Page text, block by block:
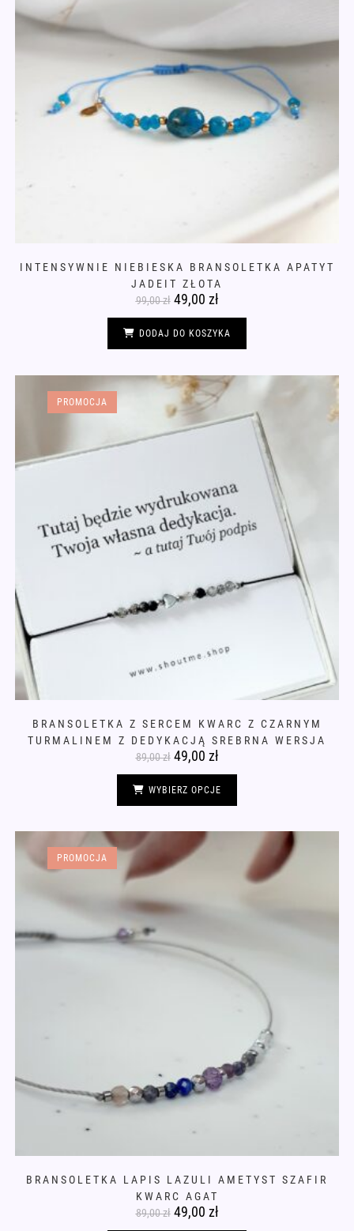
INTENSYWNIE NIEBIESKA BRANSOLETKA APATYT
JADEIT ZŁOTA
99,00zł Pierwotna
cena
wynosiła:
99,00 zł.
49,00 złAktualna
wynosi:
49,00 zł.
DODAJ DO KOSZYKA
PROMOCJA
BRANSOLETKA Z SERCEM KWARC Z CZARNYM
TURMALINEM Z DEDYKACJĄ SREBRNA WERSJA
89,00zł Pierwotna
cena
wynosiła:
89,00 zł.
49,00 złAktualna
wynosi:
49,00 zł.
WYBIERZ OPCJE
Ten
Opcje
można
wybrać
na
stronie
PROMOCJA
BRANSOLETKA LAPIS LAZULI AMETYST SZAFIR
KWARC AGAT
89,00zł Pierwotna
cena
49,00 złAktualna